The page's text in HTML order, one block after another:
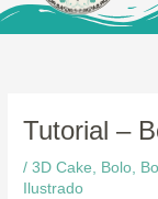
Tutorial –
/3D Cake, Bolo,
Ilustrado